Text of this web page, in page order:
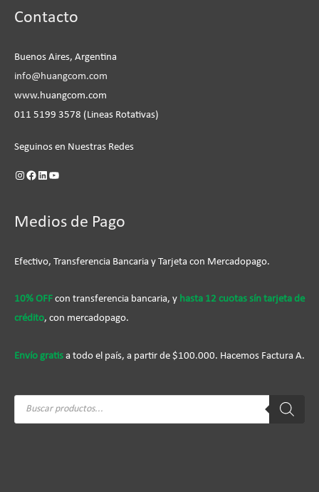
Contacto
Buenos Aires, Argentina
info@huangcom.com
www.huangcom.com
011 5199 3578 (Lineas Rotativas)
Seguinos en Nuestras Redes
Medios de Pago
Efectivo, Transferencia Bancaria y Tarjeta con Mercadopago.
10% OFF con transferencia bancaria, y hasta 12 cuotas sín tarjeta de
crédito, con mercadopago.
Envío gratis a todo el país, a partir de $100.000. Hacemos Factura A.
Búsqueda